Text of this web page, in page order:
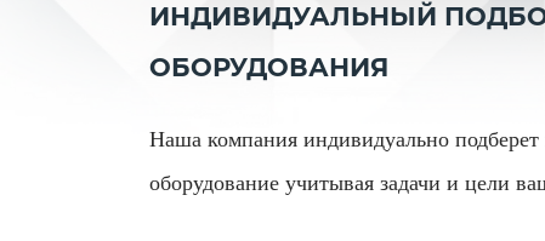
ИНДИВИДУАЛЬНЫЙ
ОБОРУДОВАНИЯ
Наша компания индивидуально подберет
оборудование учитывая задачи и цели